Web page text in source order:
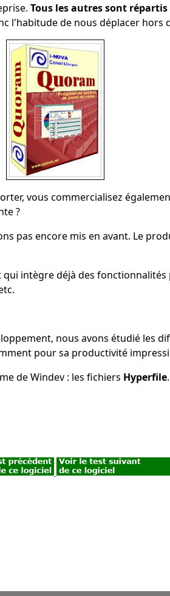
Tous les autres sont
l'habitude de nous déplacer hors
vous commercialisez
?
pas encore mis en avant. Le
intègre déjà des fonctionnalités
nous avons étudié les
pour sa productivité
de Windev : les fichiers Hyperfile.